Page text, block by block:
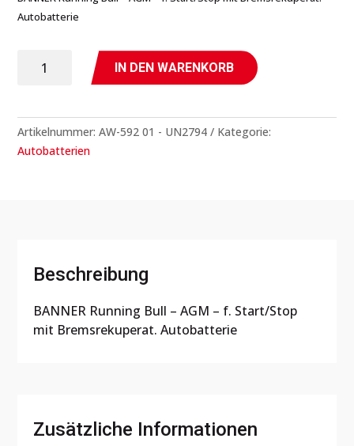
Autobatterie
Running
-
AGM
-
IN DEN WARENKORB
Artikelnummer:AW-592 01 - UN2794
Kategorie:
Autobatterien
Beschreibung
BANNER Running Bull – AGM – f. Start/Stop
mit Bremsrekuperat. Autobatterie
Zusätzliche Informationen